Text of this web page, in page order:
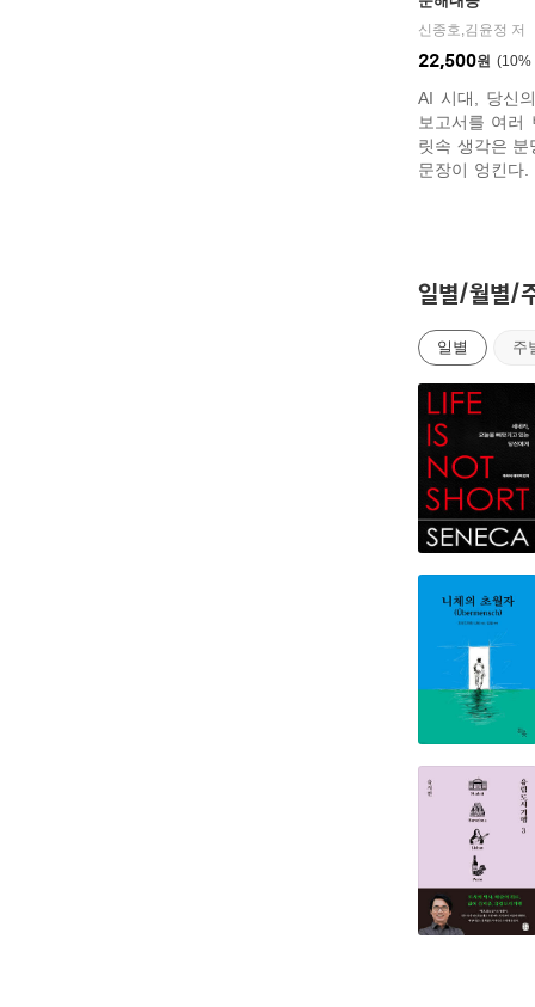
신종호,김윤정 저
10%
22,500원
AI 시대, 당신
보고서를 여러
릿속 생각은
문장이 엉킨다
일별/월별/
일별 주